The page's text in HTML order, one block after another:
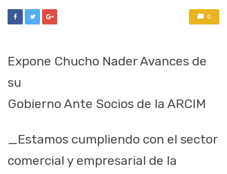
0
Expone Chucho Nader Avances de
su
Gobierno Ante Socios de la ARCIM
_Estamos cumpliendo con el sector
comercial y empresarial de la